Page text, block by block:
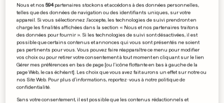
MONDIAL DE HANDBALL
«Nous serons l'équipe à battre
dans ce Mondial»
0 0
Nous et nos594partenaires stockons et accédons à des données personnelles,
telles que des données de navigation ou des identifiants uniques, sur votre
appareil. Si vous sélectionnez J'accepte, les technologies de suivi prendront en
charge les finalités affichées dans la section « Nous et nos partenaires traitons
des données pour fournir ». Si les technologies de suivi sont désactivées, il est
possible que certains contenus et annonces qui vous sont présentés ne soient
pas pertinents pour vous. Vous pouvez faire réapparaître ce menu pour modifier
vos choix ou pour retirer votre consentement à tout moment en cliquant sur le lien
Gérer mes préférences en bas de page [ou l'icône flottante en bas à gauche de la
page Web, le cas échéant]. Les choix que vous avez fait aurons un effet sur notre ou
nos Site Web. Pour plus d’informations, reportez-vous à notre politique de
confidentialité.
Sans votre consentement, il est possible que les contenus rédactionnels et